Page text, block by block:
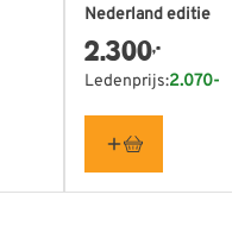
Nederland editie
2.300,-
Ledenprijs:2.070-